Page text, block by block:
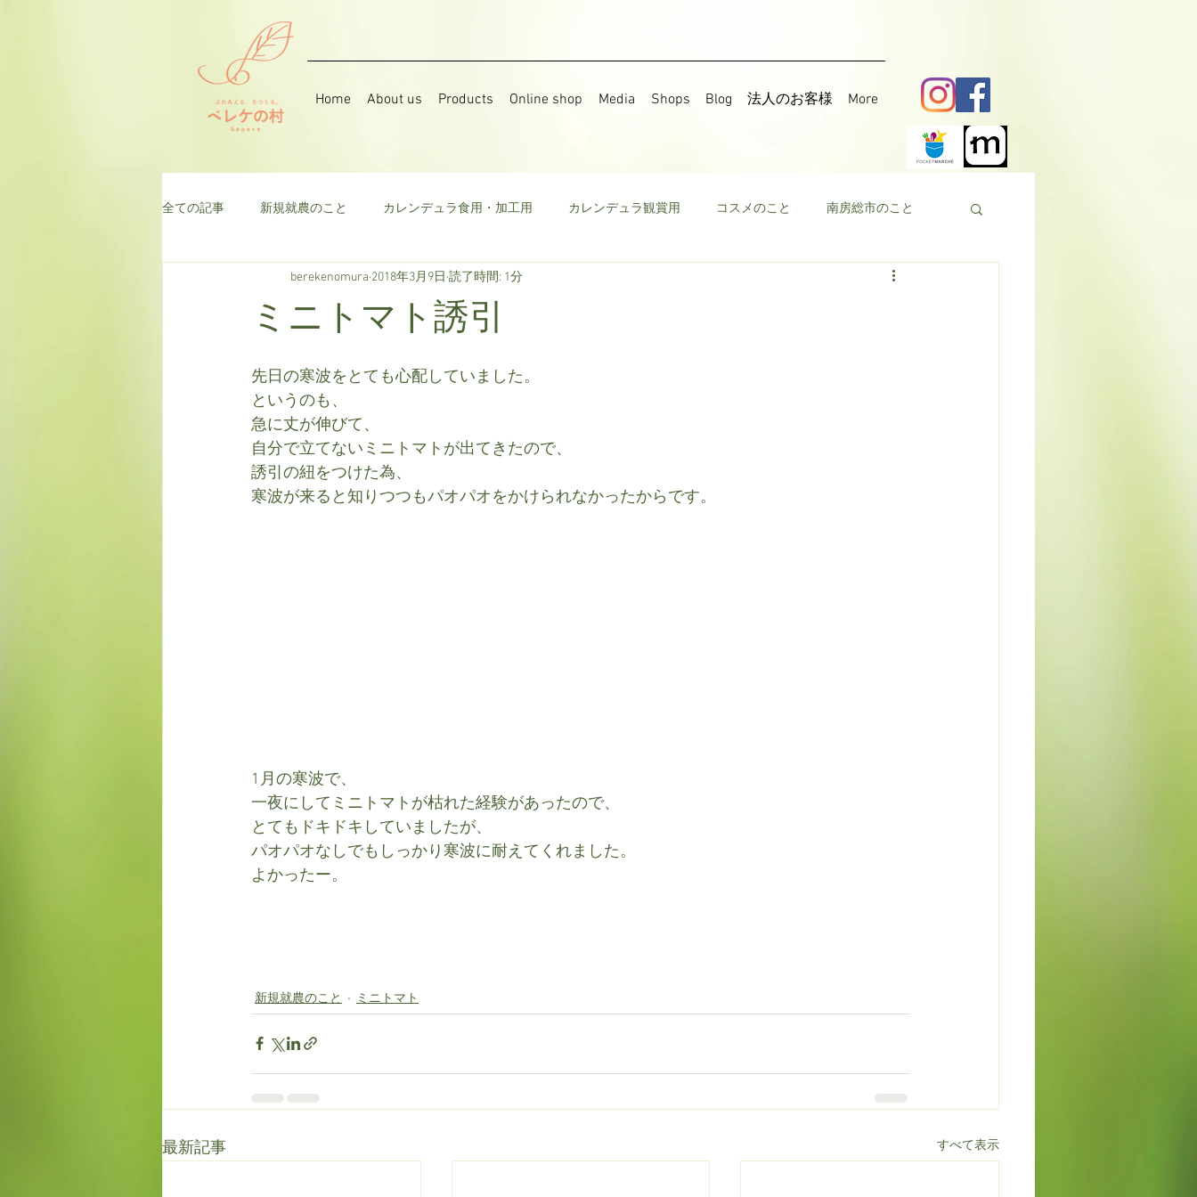
Home About us Products Online shop Media Shops Blog 法人のお客様 More
全ての記事 新規就農のこと カレンデュラ食用・加工用 カレンデュラ観賞用 コスメのこと 南房総市のこと
そら豆 ハーブ 果樹 食用菜の花
ミニトマト誘引
berekenomura 2018年3月9日 読了時間: 1分
先日の寒波をとても心配していました。
というのも、
急に丈が伸びて、
自分で立てないミニトマトが出てきたので、
誘引の紐をつけた為、
寒波が来ると知りつつもパオパオをかけられなかったからです。
1月の寒波で、
一夜にしてミニトマトが枯れた経験があったので、
とてもドキドキしていましたが、
パオパオなしでもしっかり寒波に耐えてくれました。
よかったー。
新規就農のこと ミニトマト
最新記事 すべて表示